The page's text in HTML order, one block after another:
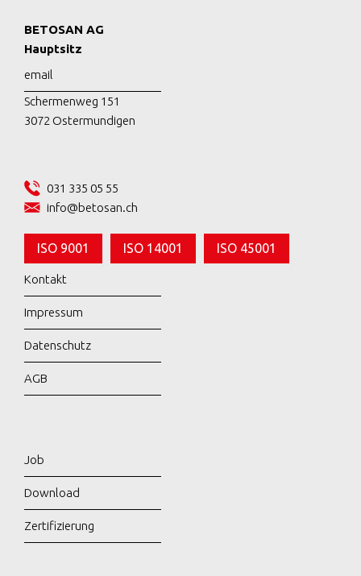
BETOSAN AG
Hauptsitz
email
Schermenweg 151
3072 Ostermundigen
031 335 05 55
info@betosan.ch
ISO 9001 ISO 14001 ISO 45001
Kontakt
Impressum
Datenschutz
AGB
Job
Download
Zertifizierung